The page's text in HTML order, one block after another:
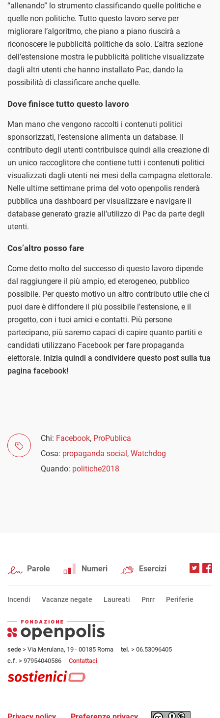
“allenando” lo strumento classificando quelle politiche e
quelle non politiche. Tutto questo lavoro serve per
migliorare l’algoritmo, che piano a piano riuscirà a
riconoscere le pubblicità politiche da solo. L’altra sezione
dell’estensione mostra le pubblicità politiche visualizzate
dagli altri utenti che hanno installato Pac, dando la
possibilità di classificare anche quelle.
Dove finisce tutto questo lavoro
Man mano che vengono raccolti i contenuti politici
sponsorizzati, l’estensione alimenta un database. Il
contributo degli utenti contribuisce quindi alla creazione di
un unico raccoglitore che contiene tutti i contenuti politici
visualizzati dagli utenti nei mesi della campagna elettorale.
Nelle ultime settimane prima del voto openpolis renderà
pubblica una dashboard per visualizzare e navigare il
database generato grazie all’utilizzo di Pac da parte degli
utenti.
Cos’altro posso fare
Come detto molto del successo di questo lavoro dipende
dal raggiungere il più ampio, ed eterogeneo, pubblico
possibile. Per questo motivo un altro contributo utile che ci
puoi dare è diffondere il più possibile l’estensione, e il
progetto, con i tuoi amici e contatti. Più persone
partecipano, più saremo capaci di capire quanto partiti e
candidati utilizzano Facebook per fare propaganda
elettorale. Inizia quindi a condividere questo post sulla tua
pagina facebook!
Chi: Facebook, ProPublica
Cosa: propaganda social, Watchdog
Quando: politiche2018
Parole Numeri Esercizi
Incendi Vacanze negate Laureati Pnrr Periferie
sede > Via Merulana, 19 - 00185 Roma tel. > 06.53096405
c.f. > 97954040586 Contattaci